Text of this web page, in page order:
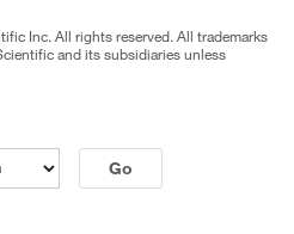
Inc. All rights reserved. All trademarks
and its subsidiaries unless
Go